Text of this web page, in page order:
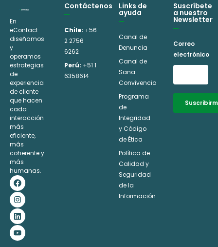
En
eContact
diseñamos
y
operamos
estrategias
de
experiencia
de cliente
que hacen
cada
interacción
más
eficiente,
más
coherente y
más
humanas.
F
a
c
e
b
o
o
k
I
n
s
t
a
g
r
a
m
L
i
n
k
e
d
i
n
Y
o
u
t
u
b
e
Contáctenos
Chile: +56
2 2756
6262
Perú: +51 1
6358614
Links de
ayuda
Canal de
Denuncia
Canal de
Sana
Convivencia
Programa
de
Integridad
y Código
de Ética
Política de
Calidad y
Seguridad
de la
Información
Suscríbete
a nuestro
Newsletter
Correo
electrónico